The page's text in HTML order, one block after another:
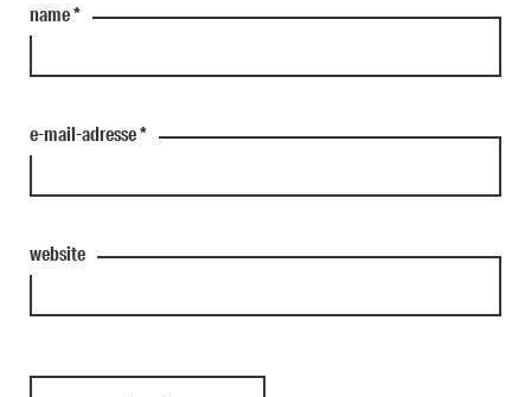
name*
e-mail-adresse*
website